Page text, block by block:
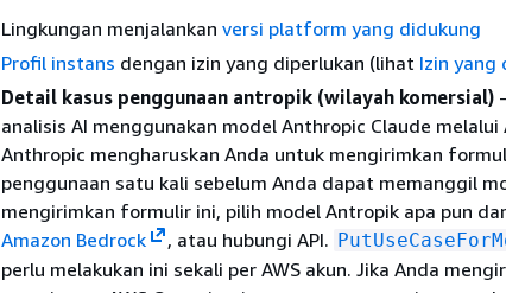
Lingkungan menjalankan versi platform yang didukung
Profil instans dengan izin yang diperlukan (lihat Izin yang
Detail kasus penggunaan antropik (wilayah komersial)
analisis AI menggunakan model Anthropic Claude melalui
Anthropic mengharuskan Anda untuk mengirimkan
penggunaan satu kali sebelum Anda dapat memanggil
mengirimkan formulir ini, pilih model Antropik apa pun
Amazon Bedrock
, atau hubungi API.
perlu melakukan ini sekali per AWS akun. Jika Anda